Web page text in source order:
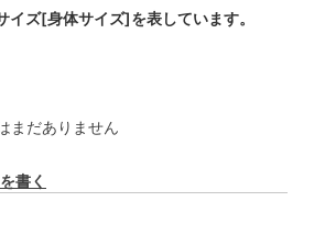
ズ[身体サイズ]を表しています。
まだありません
書く